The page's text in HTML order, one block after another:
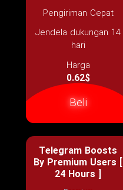
Pengiriman Cepat
Jendela dukungan 14
hari
Harga
0.62$
Beli
Telegram Boosts
By Premium Users [
24 Hours ]